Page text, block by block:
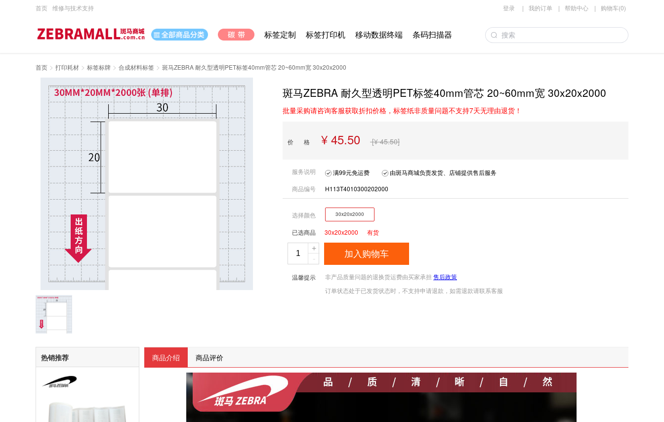
首页 维修与技术支持 登录 | 我的订单 | 帮助中心 | 购物车(0)
标签定制 标签打印机 移动数据终端 条码扫描器
打印机
数据采集
数码
办公用品
电脑、办公
打印耗材
日用百货
休闲娱乐
首页 > 打印耗材 > 标签标牌 > 合成材料标签 > 斑马ZEBRA 耐久型透明PET标签40mm管芯 20~60mm宽 30x20x2000
斑马ZEBRA 耐久型透明PET标签40mm管芯 20~60mm宽 30x20x2000
批量采购请咨询客服获取折扣价格，标签纸非质量问题不支持7天无理由退货！
价 格 ¥ 45.50 [¥ 45.50]
服务说明 满99元免运费
由斑马商城负责发货、店铺提供售后服务
商品编号
H113T4010300202000
选择颜色 30x20x2000
已选商品
30x20x2000 有货
+
-
加入购物车
温馨提示 非产品质量问题的退换货运费由买家承担 售后政策
订单状态处于已发货状态时，不支持申请退款，如需退款请联系客服
热销推荐 商品介绍 商品评价